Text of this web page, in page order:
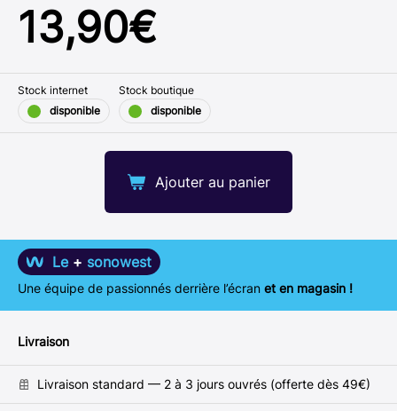
13,90€
Ajouter au panier
Stock internet
disponible
Stock boutique
disponible
Le + sonowest
Une équipe de passionnés derrière l’écran et en magasin !
Livraison
Livraison standard — 2 à 3 jours ouvrés (offerte dès 49€)